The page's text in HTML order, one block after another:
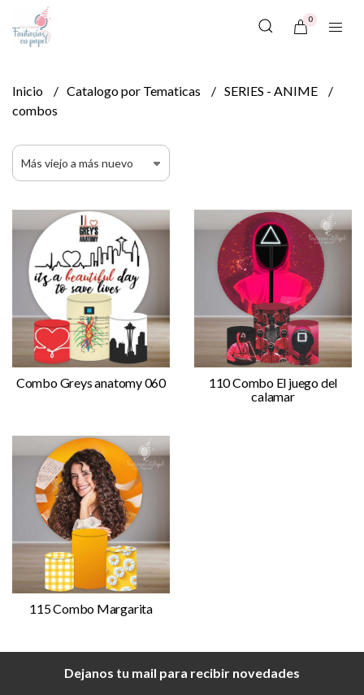
0
Inicio Catalogo por Tematicas
SERIES - ANIME
combos
Combo Greys anatomy 060
110 Combo El juego del
calamar
115 Combo Margarita
Dejanos tu mail para recibir novedades